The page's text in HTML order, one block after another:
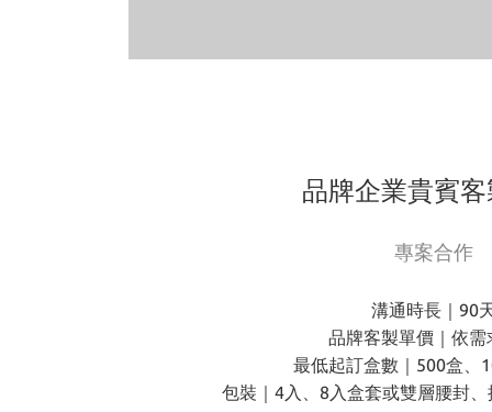
品牌企業貴賓
專案合作
溝通時長｜90
品牌客製單價｜依需
最低起訂盒數｜500盒、
包裝｜4入、8入盒套或雙層腰封